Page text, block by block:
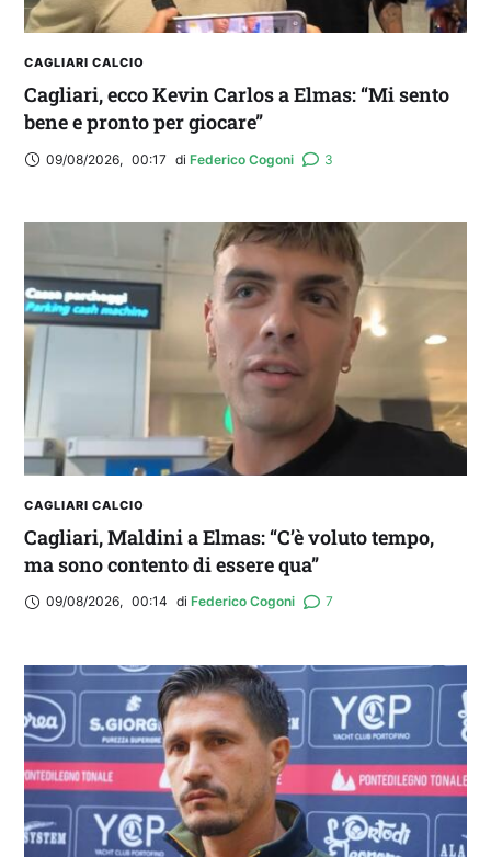
CAGLIARI CALCIO
Cagliari, ecco Kevin Carlos a Elmas: “Mi sento
bene e pronto per giocare”
09/08/2026, 00:17 di Federico Cogoni 3
CAGLIARI CALCIO
Cagliari, Maldini a Elmas: “C’è voluto tempo,
ma sono contento di essere qua”
09/08/2026, 00:14 di Federico Cogoni 7